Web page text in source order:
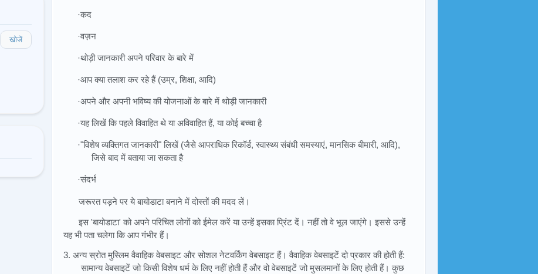
खोजें
·कद
·वज़न
·थोड़ी जानकारी अपने परिवार के बारे में
·आप क्या तलाश कर रहे हैं (उम्र, शिक्षा, आदि)
·अपने और अपनी भविष्य की योजनाओं के बारे में थोड़ी जानकारी
·यह लिखें कि पहले विवाहित थे या अविवाहित हैं, या कोई बच्चा है
·"विशेष व्यक्तिगत जानकारी" लिखें (जैसे आपराधिक रिकॉर्ड, स्वास्थ्य संबंधी समस्याएं, मानसिक बीमारी, आदि),
जिसे बाद में बताया जा सकता है
·संदर्भ
जरूरत पड़ने पर ये बायोडाटा बनाने में दोस्तों की मदद लें।
इस 'बायोडाटा' को अपने परिचित लोगों को ईमेल करें या उन्हें इसका प्रिंट दें। नहीं तो वे भूल जाएंगे। इससे उन्हें
यह भी पता चलेगा कि आप गंभीर हैं।
3. अन्य स्रोत मुस्लिम वैवाहिक वेबसाइट और सोशल नेटवर्किंग वेबसाइट हैं। वैवाहिक वेबसाइटें दो प्रकार की होती हैं:
सामान्य वेबसाइटें जो किसी विशेष धर्म के लिए नहीं होती हैं और वो वेबसाइटें जो मुसलमानों के लिए होती हैं। कुछ